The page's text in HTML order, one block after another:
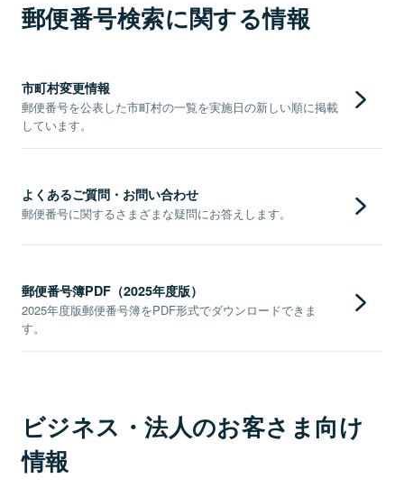
郵便番号検索に関する情報
市町村変更情報
郵便番号を公表した市町村の一覧を実施日の新しい順に掲載
しています。
よくあるご質問・お問い合わせ
郵便番号に関するさまざまな疑問にお答えします。
郵便番号簿PDF（2025年度版）
2025年度版郵便番号簿をPDF形式でダウンロードできま
す。
ビジネス・法人のお客さま向け
情報